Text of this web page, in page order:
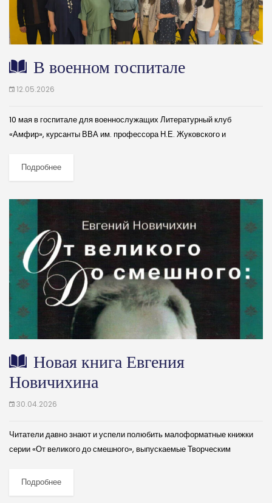
В военном госпитале
12.05.2026
10 мая в госпитале для военнослужащих Литературный клуб
«Амфир», курсанты ВВА им. профессора Н.Е. Жуковского и
«КОНТИНЕНТ» | ВОРОНЕЖ под руководством Екатерины
Боярищевой организовали...
Подробнее
Новая книга Евгения
Новичихина
30.04.2026
Читатели давно знают и успели полюбить малоформатные книжки
серии «От великого до смешного», выпускаемые Творческим
издательства Владимира Леонидовича Елецких. Эти издания
рассказывают о судьбах...
Подробнее